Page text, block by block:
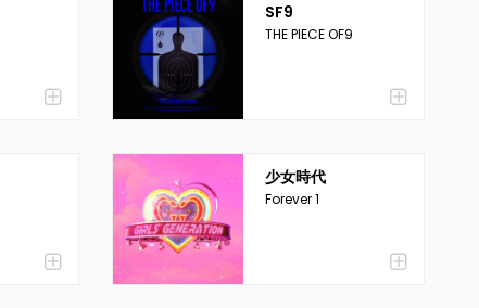
SF9
THE PIECE OF9
少女時代
Forever 1